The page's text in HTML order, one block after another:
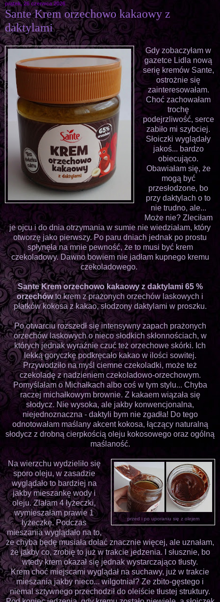
piątek, 26 czerwca 2026
Sante Krem orzechowo kakaowy z
daktylami
Gdy zobaczyłam w
gazetce Lidla nową
serię kremów Sante,
ostrożnie się
zainteresowałam.
Choć zachowałam
trochę
podejrzliwość, serce
zabiło mi szybciej.
Słoiczki wyglądały
jakoś... bardzo
obiecująco.
Obawiałam się, że
mogą być
przesłodzone, bo
przy daktylach o to
nie trudno, ale...
Może nie? Zleciłam
je ojcu i do dnia otrzymania w sumie nie wiedziałam, który
otworzę jako pierwszy. Po paru dniach jednak po prostu
spłynęła na mnie pewność, że to musi być krem
czekoladowy. Dawno bowiem nie jadłam kupnego kremu
czekoladowego.
Sante Krem orzechowo kakaowy z daktylami 65 %
orzechówto krem z prażonych orzechów laskowych i
płatków kokosa z kakao, słodzony daktylami w proszku.
Po otwarciu rozszedł się intensywny zapach prażonych
orzechów laskowych o nieco słodkich skłonnościach, w
których jednak wyraźnie czuć też orzechowe skórki. Ich
lekką goryczkę podkręcało kakao w ilości sowitej.
Przywodziło na myśl ciemne czekoladki, może też
czekoladę z nadzieniem czekoladowo-orzechowym.
Pomyślałam o Michałkach albo coś w tym stylu... Chyba
raczej michałkowym brownie. Z kakaem wiązała się
słodycz. Nie wysoka, ale jakby konwencjonalna,
niejednoznaczna - daktyli bym nie zgadła! Do tego
odnotowałam maślany akcent kokosa, łączący naturalną
słodycz z drobną cierpkością oleju kokosowego oraz ogólną
maślaność.
przed i po uporaniu się z olejem
Na wierzchu wydzieliło się
sporo oleju, w zasadzie
wyglądało to bardziej na
jakby mieszankę wody i
oleju. Zlałam 4 łyżeczki,
wymieszałam prawie 1
łyżeczkę. Podczas
mieszania wyglądało na to,
że chyba będę musiała dolać znacznie więcej, ale uznałam,
że jakby co, zrobię to już w trakcie jedzenia. I słusznie, bo
wtedy krem okazał się jednak wystarczająco tłusty.
Krem choć miejscami wyglądał na suchawy, już w trakcie
mieszania jakby nieco... wilgotniał? Ze zbito-gęstego i
niemal sztywnego przechodził do oleiście tłustej struktury.